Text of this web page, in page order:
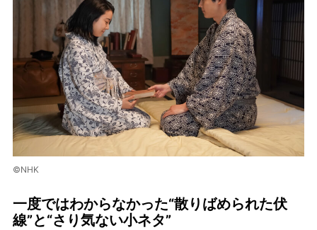
©NHK
一度ではわからなかった“散りばめられた伏
線”と“さり気ない小ネタ”